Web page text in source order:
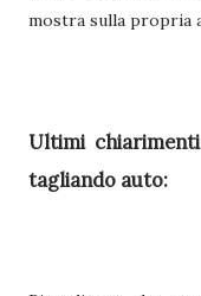
mostra sulla propria
Ultimi
tagliando auto: